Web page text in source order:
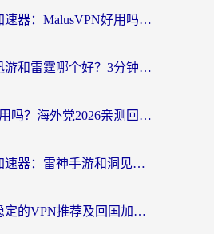
海外党选回国加速器：MalusVPN好用吗？和快帆VPN哪个好？附真实对比与避坑指南
海外党必看：迅游和雷霆哪个好？3分钟教你选对回国加速器，无缝刷国内剧玩手游
斧牛和biubiu好用吗？海外党2026亲测回国加速器指南，附番茄加速器深度体验
海外党选回国加速器：雷神手游和洞见哪个好？附iPhone免费VPN推荐及ChickCNUfunR实测
海外党必看：稳定的VPN推荐及回国加速器选择全攻略——告别地域限制，轻松刷国内资源